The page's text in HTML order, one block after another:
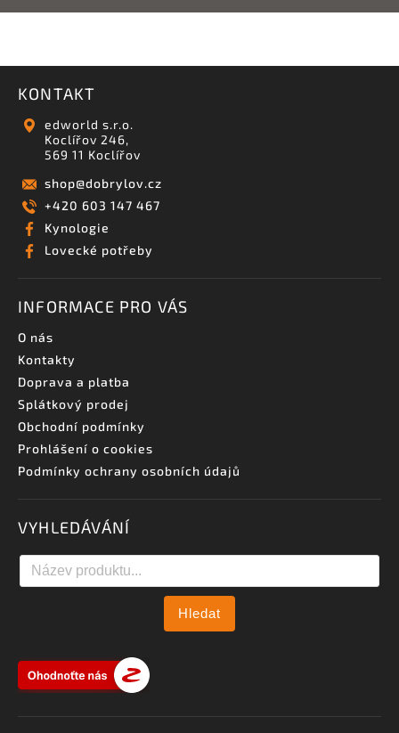
KONTAKT
edworld s.r.o.
Koclířov 246,
569 11 Koclířov
shop@dobrylov.cz
+420 603 147 467
Kynologie
Lovecké potřeby
INFORMACE PRO VÁS
O nás
Kontakty
Doprava a platba
Splátkový prodej
Obchodní podmínky
Prohlášení o cookies
Podmínky ochrany osobních údajů
VYHLEDÁVÁNÍ
Hledat